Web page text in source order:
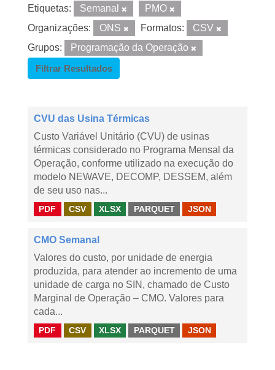
Etiquetas: Semanal
PMO
Organizações:
ONS Formatos:
CSV
Grupos:
Programação da Operação
Filtrar Resultados
CVU das Usina Térmicas
Custo Variável Unitário (CVU) de usinas
térmicas considerado no Programa Mensal da
Operação, conforme utilizado na execução do
modelo NEWAVE, DECOMP, DESSEM, além
de seu uso nas...
PDF CSV XLSX PARQUET JSON
CMO Semanal
Valores do custo, por unidade de energia
produzida, para atender ao incremento de uma
unidade de carga no SIN, chamado de Custo
Marginal de Operação – CMO. Valores para
cada...
PDF CSV XLSX PARQUET JSON